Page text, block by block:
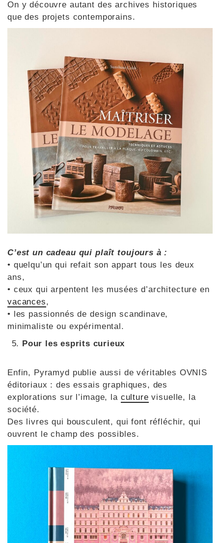
On y découvre autant des archives historiques
que des projets contemporains.
C’est un cadeau qui plaît toujours à :
• quelqu’un qui refait son appart tous les deux
ans,
• ceux qui arpentent les musées d’architecture en
vacances,
• les passionnés de design scandinave,
minimaliste ou expérimental.
Pour les esprits curieux
Enfin, Pyramyd publie aussi de véritables OVNIS
éditoriaux : des essais graphiques, des
explorations sur l’image, la culture visuelle, la
société.
Des livres qui bousculent, qui font réfléchir, qui
ouvrent le champ des possibles.